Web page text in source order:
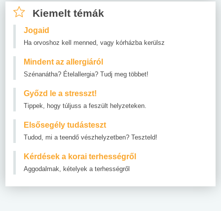
Kiemelt témák
Jogaid
Ha orvoshoz kell menned, vagy kórházba kerülsz
Mindent az allergiáról
Szénanátha? Ételallergia? Tudj meg többet!
Győzd le a stresszt!
Tippek, hogy túljuss a feszült helyzeteken.
Elsősegély tudásteszt
Tudod, mi a teendő vészhelyzetben? Teszteld!
Kérdések a korai terhességről
Aggodalmak, kételyek a terhességről